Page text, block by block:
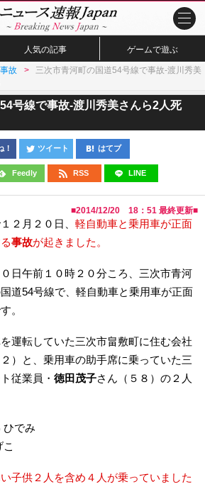
人気の記事 ゲームで遊ぶ
事故
三次市青河町の国道54号線で事故-渡川秀美
号線で事故-渡川秀美さんら2人死
！ ツイート はてブ
Feedly RSS LINE
■2014/12/20 18：51 最終更新■
２月２０日、 軽自動車と乗用車が正面
事故が起きました。
日午前１０時２０分ころ、三次市青河
道54号線で、軽自動車と乗用車が正面
。
運転していた三次市畠敷町に住む会社
）と、乗用車の助手席に乗っていた三
従業員・ 徳田茂子さん（５８）の２人
ひでみ
子供２人を含め４人が乗っていました